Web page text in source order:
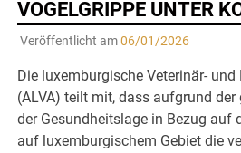
VOGELGRIPPE UNTER
Veröffentlicht am06/01/2026
Die luxemburgische Veterinär-
(ALVA) teilt mit, dass aufgrund
der Gesundheitslage in Bezug auf
auf luxemburgischem Gebiet die